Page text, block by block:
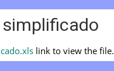
link to view the file.